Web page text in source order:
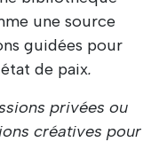
une source
guidées pour
de paix.
privées ou
créatives pour